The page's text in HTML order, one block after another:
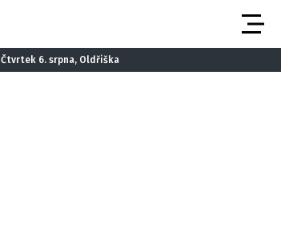
Čtvrtek 6. srpna, Oldřiška